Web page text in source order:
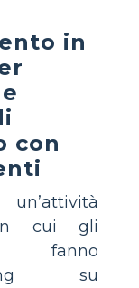
in
con
in cui gli
fanno
su